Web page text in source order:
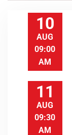
10
AUG
09:00
AM
11
AUG
09:30
AM